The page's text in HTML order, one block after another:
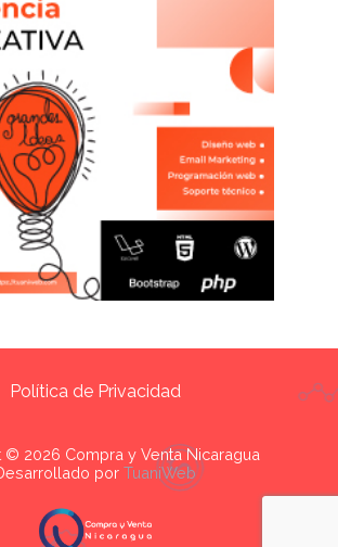
Política de Privacidad
© 2026 Compra y Venta Nicaragua
por TuaniWeb